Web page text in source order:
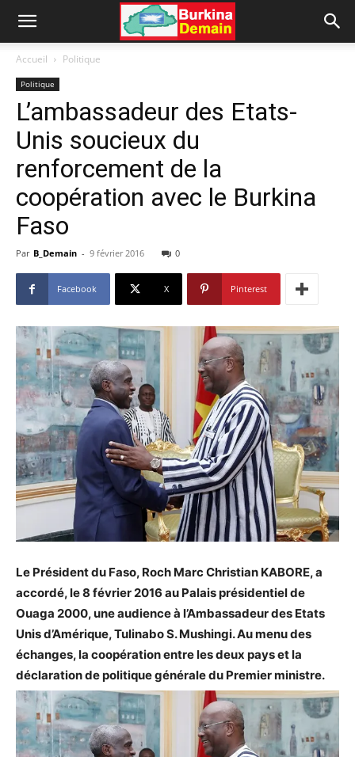
Accueil Politique
Politique
L’ambassadeur des Etats-
Unis soucieux du
renforcement de la
coopération avec le Burkina
Faso
Par B_Demain - 9 février 2016 0
Facebook X Pinterest
Le Président du Faso, Roch Marc Christian KABORE, a
accordé, le 8 février 2016 au Palais présidentiel de
Ouaga 2000, une audience à l’Ambassadeur des Etats
Unis d’Amérique, Tulinabo S. Mushingi. Au menu des
échanges, la coopération entre les deux pays et la
déclaration de politique générale du Premier ministre.